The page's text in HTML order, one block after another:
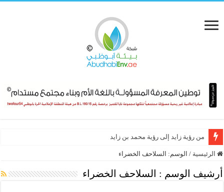
من رؤية زايد إلى رؤية محمد بن زايد
الرئيسية / الوسم: السلاحف الخضراء
أرشيف الوسم : السلاحف الخضراء